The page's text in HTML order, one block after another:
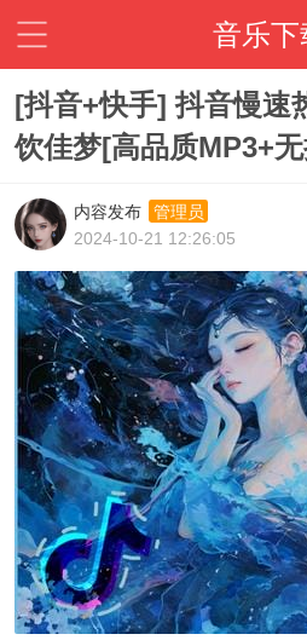
音乐下
[抖音+快手] 抖音慢速
饮佳梦[高品质MP3+
内容发布
管理员
2024-10-21 12:26:05